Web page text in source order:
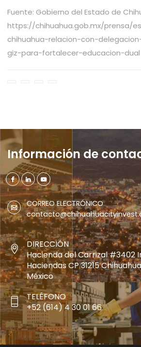
Fuente: Gobierno del Estado de
https://chihuahua.gob.mx/prensa/
chihuahua-relacion-con-
Información de
CORREO ELECTRÓNICO
DIRECCIÓN
Hacienda del Carrizal #3402
Haciendas CP 31215
México
TELÉFONO
+52 (614) 4 30 01 66